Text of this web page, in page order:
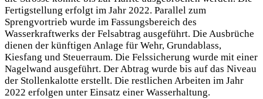
Fertigstellung erfolgt im Jahr 2022. Parallel zum
Sprengvortrieb wurde im Fassungsbereich des
Wasserkraftwerks der Felsabtrag ausgeführt. Die Ausbrüche
dienen der künftigen Anlage für Wehr, Grundablass,
Kiesfang und Steuerraum. Die Felssicherung wurde mit einer
Nagelwand ausgeführt. Der Abtrag wurde bis auf das Niveau
der Stollenkalotte erstellt. Die restlichen Arbeiten im Jahr
2022 erfolgen unter Einsatz einer Wasserhaltung.